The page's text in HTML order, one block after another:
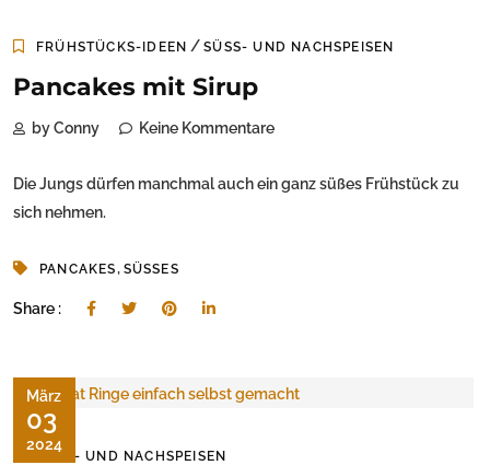
FRÜHSTÜCKS-IDEEN /SÜSS- UND NACHSPEISEN
Pancakes mit Sirup
by Conny Keine Kommentare
Die Jungs dürfen manchmal auch ein ganz süßes Frühstück zu
sich nehmen.
PANCAKES, SÜSSES
Share :
März
03
2024
SÜSS- UND NACHSPEISEN